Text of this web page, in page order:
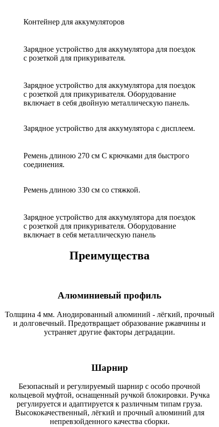
Контейнер для аккумуляторов
Зарядное устройство для аккумулятора для поездок
с розеткой для прикуривателя.
Зарядное устройство для аккумулятора для поездок
с розеткой для прикуривателя. Оборудование
включает в себя двойную металлическую панель.
Зарядное устройство для аккумулятора с дисплеем.
Ремень длиною 270 см С крючками для быстрого
соединения.
Ремень длиною 330 см со стяжкой.
Зарядное устройство для аккумулятора для поездок
с розеткой для прикуривателя. Оборудование
включает в себя металлическую панель
Преимущества
Алюминиевый профиль
Толщина 4 мм. Анодированный алюминий - лёгкий, прочный
и долговечный. Предотвращает образование ржавчины и
устраняет другие факторы деградации.
Шарнир
Безопасный и регулируемый шарнир с особо прочной
кольцевой муфтой, оснащенный ручкой блокировки. Ручка
регулируется и адаптируется к различным типам груза.
Высококачественный, лёгкий и прочный алюминий для
непревзойденного качества сборки.